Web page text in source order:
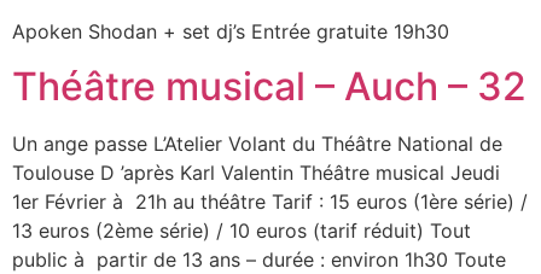
Apoken Shodan + set dj’s Entrée gratuite 19h30
Théâtre musical – Auch – 32
Un ange passe L’Atelier Volant du Théâtre National de
Toulouse D ’après Karl Valentin Théâtre musical Jeudi
1er Février à 21h au théâtre Tarif : 15 euros (1ère série) /
13 euros (2ème série) / 10 euros (tarif réduit) Tout
public à partir de 13 ans – durée : environ 1h30 Toute